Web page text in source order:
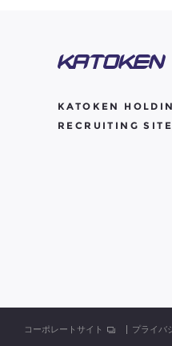
KATOKEN
RECRUITING SITE
コーポレートサイト プライバ